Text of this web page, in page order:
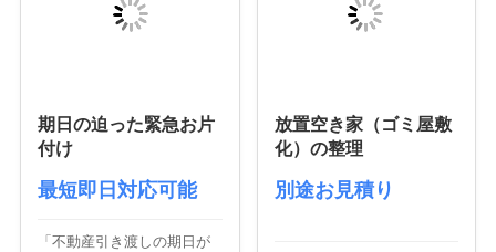
期日の迫った緊急お片
付け
最短即日対応可能
「不動産引き渡しの期日が
放置空き家（ゴミ屋敷
化）の整理
別途お見積り